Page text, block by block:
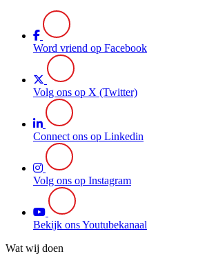
Word vriend op Facebook
Volg ons op X (Twitter)
Connect ons op Linkedin
Volg ons op Instagram
Bekijk ons Youtubekanaal
Wat wij doen